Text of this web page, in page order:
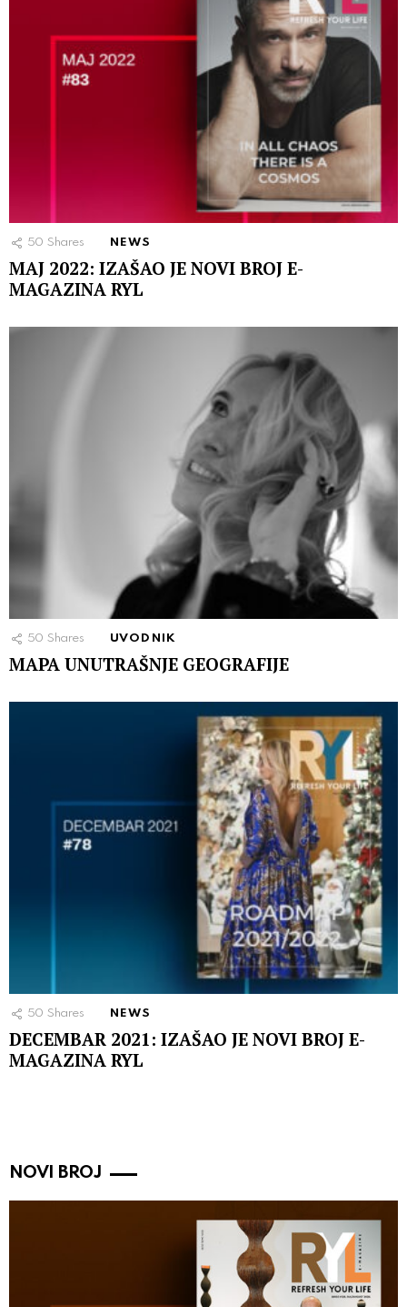
50 Shares NEWS
MAJ 2022: IZAŠAO JE NOVI BROJ E-
MAGAZINA RYL
50 Shares UVODNIK
MAPA UNUTRAŠNJE GEOGRAFIJE
50 Shares NEWS
DECEMBAR 2021: IZAŠAO JE NOVI BROJ E-
MAGAZINA RYL
NOVI BROJ